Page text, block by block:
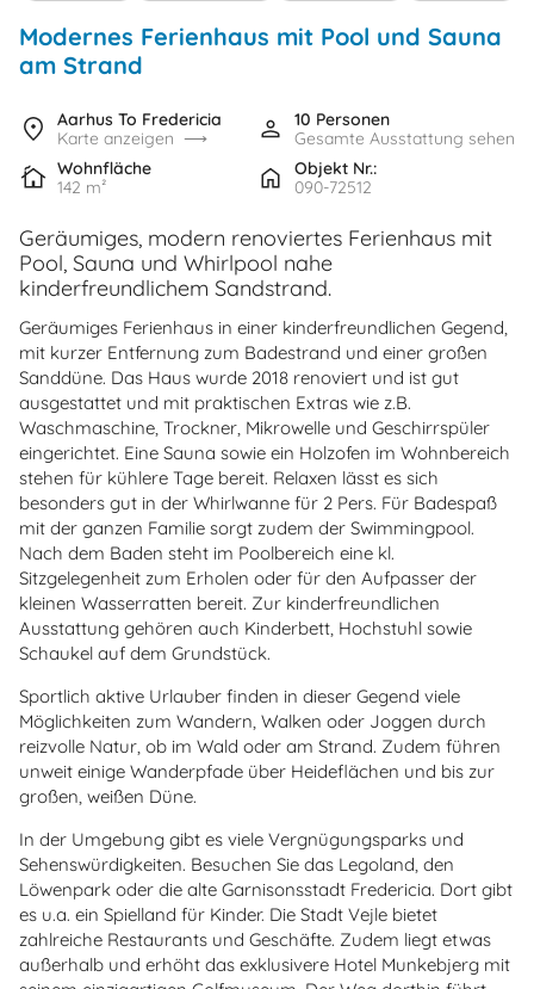
Modernes Ferienhaus mit Pool und Sauna
am Strand
Aarhus To Fredericia
Karte anzeigen
10 Personen
Gesamte Ausstattung sehen
Wohnfläche
142 m²
Objekt Nr.:
090-72512
Geräumiges, modern renoviertes Ferienhaus mit
Pool, Sauna und Whirlpool nahe
kinderfreundlichem Sandstrand.
Geräumiges Ferienhaus in einer kinderfreundlichen Gegend,
mit kurzer Entfernung zum Badestrand und einer großen
Sanddüne. Das Haus wurde 2018 renoviert und ist gut
ausgestattet und mit praktischen Extras wie z.B.
Waschmaschine, Trockner, Mikrowelle und Geschirrspüler
eingerichtet. Eine Sauna sowie ein Holzofen im Wohnbereich
stehen für kühlere Tage bereit. Relaxen lässt es sich
besonders gut in der Whirlwanne für 2 Pers. Für Badespaß
mit der ganzen Familie sorgt zudem der Swimmingpool.
Nach dem Baden steht im Poolbereich eine kl.
Sitzgelegenheit zum Erholen oder für den Aufpasser der
kleinen Wasserratten bereit. Zur kinderfreundlichen
Ausstattung gehören auch Kinderbett, Hochstuhl sowie
Schaukel auf dem Grundstück.
Sportlich aktive Urlauber finden in dieser Gegend viele
Möglichkeiten zum Wandern, Walken oder Joggen durch
reizvolle Natur, ob im Wald oder am Strand. Zudem führen
unweit einige Wanderpfade über Heideflächen und bis zur
großen, weißen Düne.
In der Umgebung gibt es viele Vergnügungsparks und
Sehenswürdigkeiten. Besuchen Sie das Legoland, den
Löwenpark oder die alte Garnisonsstadt Fredericia. Dort gibt
es u.a. ein Spielland für Kinder. Die Stadt Vejle bietet
zahlreiche Restaurants und Geschäfte. Zudem liegt etwas
außerhalb und erhöht das exklusivere Hotel Munkebjerg mit